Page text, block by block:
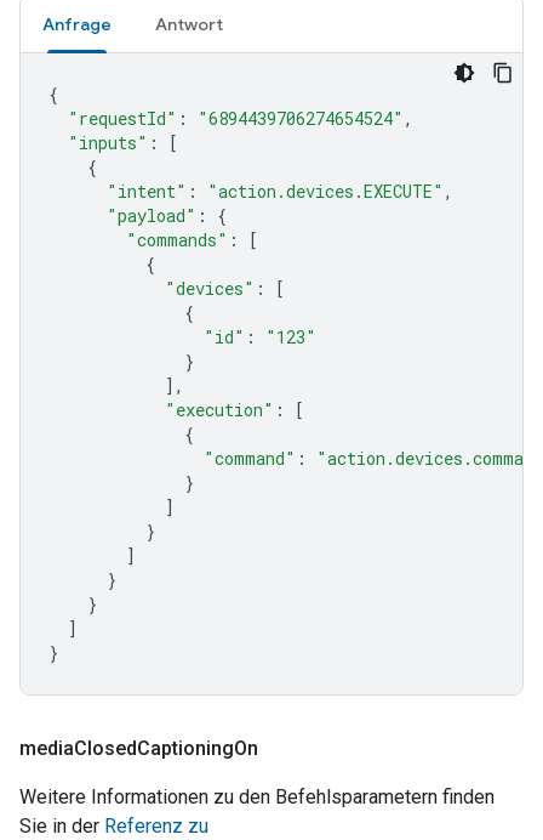
Anfrage Antwort
{
"requestId" : "6894439706274654524" ,
"inputs" :
[
{
"intent" : "action.devices.EXECUTE" ,
"payload" :
{
"commands" :
[
{
"devices" :
[
{
"id" :
"123"
}
],
"execution" :
[
{
"command" :
}
]
}
]
}
}
]
}
mediaClosedCaptioningOn
Weitere Informationen zu den Befehlsparametern finden
Sie in der Referenz zu